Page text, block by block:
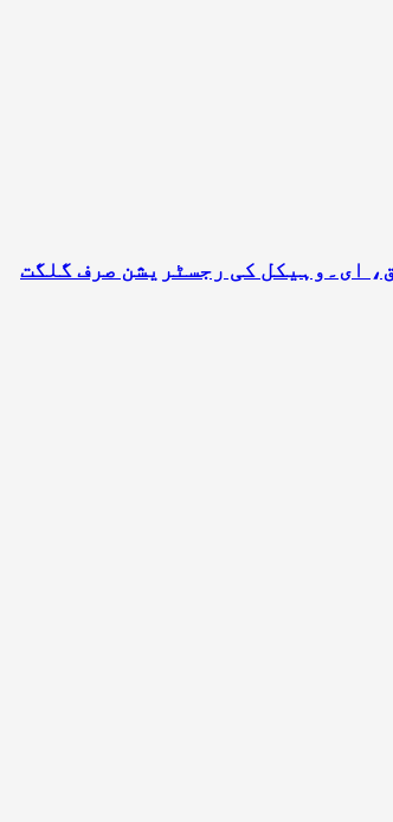
کے لیے نئی ٹیرف پالیسی منظور، 2403 ٹیرف لائنز پر اتفاق، ای۔وہیکل کی رجسٹریشن صرف گلگت